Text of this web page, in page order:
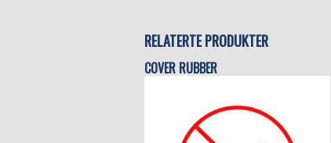
RELATERTE PRODUKTER
COVER RUBBER